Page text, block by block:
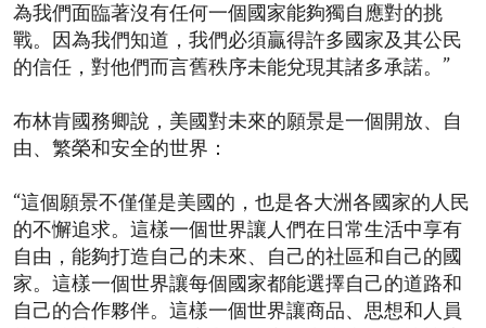
為我們面臨著沒有任何一個國家能夠獨自應對的挑
戰。因為我們知道，我們必須贏得許多國家及其公民
的信任，對他們而言舊秩序未能兌現其諸多承諾。”
布林肯國務卿說，美國對未來的願景是一個開放、自
由、繁榮和安全的世界：
“這個願景不僅僅是美國的，也是各大洲各國家的人民
的不懈追求。這樣一個世界讓人們在日常生活中享有
自由，能夠打造自己的未來、自己的社區和自己的國
家。這樣一個世界讓每個國家都能選擇自己的道路和
自己的合作夥伴。這樣一個世界讓商品、思想和人員